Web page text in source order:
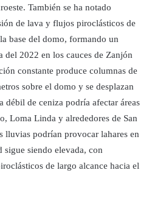
También se ha notado
de lava y flujos piroclásticos de
base del domo, formando un
2022 en los cauces de Zanjón
constante produce columnas de
sobre el domo y se desplazan
débil de ceniza podría afectar áreas
Loma Linda y alrededores de San
lluvias podrían provocar lahares en
siendo elevada, con
de largo alcance hacia el